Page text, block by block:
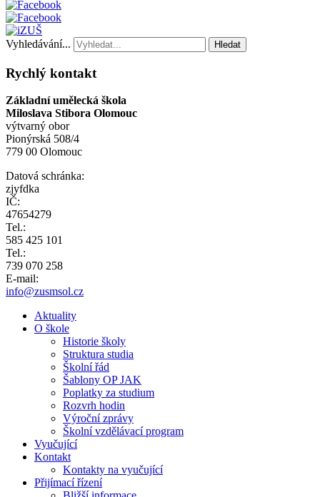
Vyhledávání... Hledat
Rychlý kontakt
Základní umělecká škola
Miloslava Stibora Olomouc
výtvarný obor
Pionýrská 508/4
779 00 Olomouc
Datová schránka:
zjyfdka
IČ:
47654279
Tel.:
585 425 101
Tel.:
739 070 258
E-mail:
info@zusmsol.cz
Aktuality
O škole
Historie školy
Struktura studia
Školní řád
Šablony OP JAK
Poplatky za studium
Rozvrh hodin
Výroční zprávy
Školní vzdělávací program
Vyučující
Kontakt
Kontakty na vyučující
Přijímací řízení